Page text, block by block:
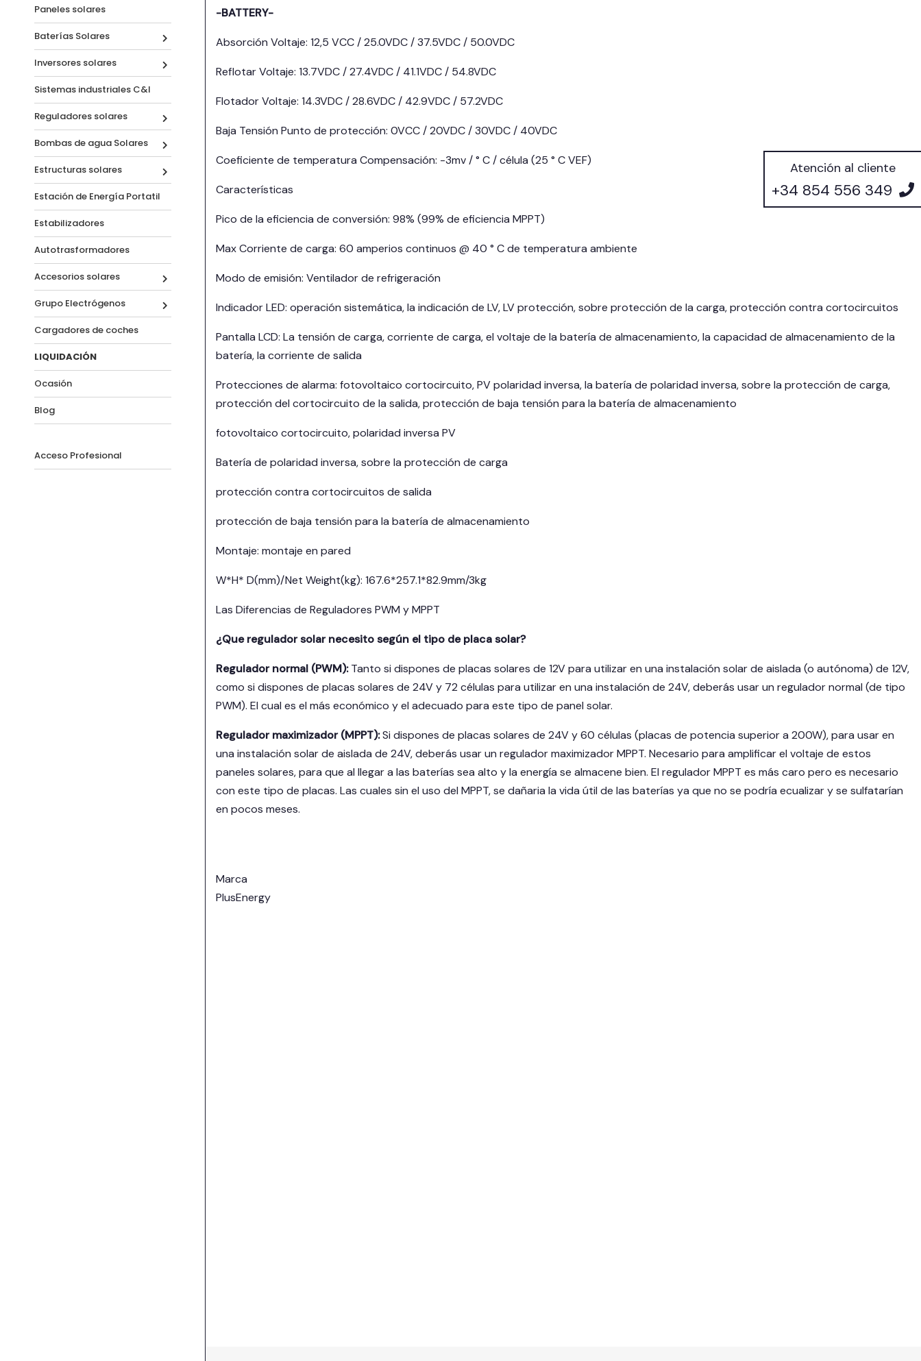
Paneles solares
Baterías Solares
Inversores solares
Sistemas industriales C&I
Reguladores solares
Bombas de agua Solares
Estructuras solares
Estación de Energía Portatil
Estabilizadores
Autotrasformadores
Accesorios solares
Grupo Electrógenos
Cargadores de coches
LIQUIDACIÓN
Ocasión
Blog
Acceso Profesional
-BATTERY-
Absorción Voltaje: 12,5 VCC / 25.0VDC / 37.5VDC / 50.0VDC
Reflotar Voltaje: 13.7VDC / 27.4VDC / 41.1VDC / 54.8VDC
Flotador Voltaje: 14.3VDC / 28.6VDC / 42.9VDC / 57.2VDC
Baja Tensión Punto de protección: 0VCC / 20VDC / 30VDC / 40VDC
Coeficiente de temperatura Compensación: -3mv / ° C / célula (25 ° C VEF)
Características
Pico de la eficiencia de conversión: 98% (99% de eficiencia MPPT)
Max Corriente de carga: 60 amperios continuos @ 40 ° C de temperatura ambiente
Modo de emisión: Ventilador de refrigeración
Indicador LED: operación sistemática, la indicación de LV, LV protección, sobre protección de la carga, protección contra cortocircuitos
Pantalla LCD: La tensión de carga, corriente de carga, el voltaje de la batería de almacenamiento, la capacidad de almacenamiento de la
batería, la corriente de salida
Protecciones de alarma: fotovoltaico cortocircuito, PV polaridad inversa, la batería de polaridad inversa, sobre la protección de carga,
protección del cortocircuito de la salida, protección de baja tensión para la batería de almacenamiento
fotovoltaico cortocircuito, polaridad inversa PV
Batería de polaridad inversa, sobre la protección de carga
protección contra cortocircuitos de salida
protección de baja tensión para la batería de almacenamiento
Montaje: montaje en pared
W*H* D(mm)/Net Weight(kg): 167.6*257.1*82.9mm/3kg
Las Diferencias de Reguladores PWM y MPPT
¿Que regulador solar necesito según el tipo de placa solar?
Regulador normal (PWM):Tanto si dispones de placas solares de 12V para utilizar en una instalación solar de aislada (o autónoma) de 12V,
como si dispones de placas solares de 24V y 72 células para utilizar en una instalación de 24V, deberás usar un regulador normal (de tipo
PWM). El cual es el más económico y el adecuado para este tipo de panel solar.
Regulador maximizador (MPPT):Si dispones de placas solares de 24V y 60 células (placas de potencia superior a 200W), para usar en
una instalación solar de aislada de 24V, deberás usar un regulador maximizador MPPT. Necesario para amplificar el voltaje de estos
paneles solares, para que al llegar a las baterías sea alto y la energía se almacene bien. El regulador MPPT es más caro pero es necesario
con este tipo de placas. Las cuales sin el uso del MPPT, se dañaria la vida útil de las baterías ya que no se podría ecualizar y se sulfatarían
en pocos meses.
Marca
PlusEnergy
Atención al cliente
+34 854 556 349